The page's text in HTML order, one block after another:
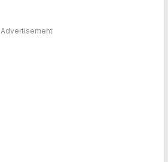
Advertisement